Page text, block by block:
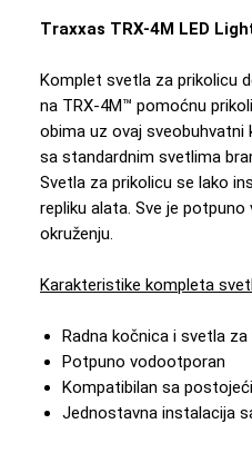
Traxxas TRX-4M LED
Komplet svetla za prikolicu
na TRX-4M™ pomoćnu
obima uz ovaj
sa standardnim svetlima
Svetla za prikolicu se lako
repliku alata. Sve je
okruženju.
Karakteristike kompleta
Radna kočnica i svetla za
Potpuno vodootporan
Kompatibilan sa
Jednostavna instalacija